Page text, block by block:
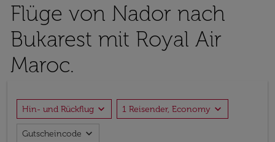
Flüge von Nador nach
Bukarest mit Royal Air
Maroc.
Hin- und Rückflug expand_more 1 Reisender, Economy expand_more
Gutscheincode expand_more